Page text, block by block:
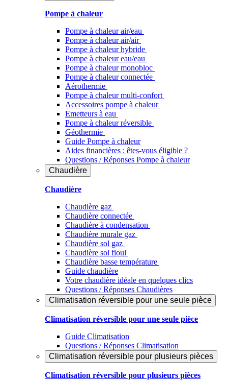
Pompe à chaleur
Pompe à chaleur air/eau
Pompe à chaleur air/air
Pompe à chaleur hybride
Pompe à chaleur​ eau/eau
Pompe à chaleur monobloc
Pompe à chaleur connectée
Aérothermie
Pompe à chaleur multi-confort
Accessoires pompe à chaleur
Emetteurs à eau
Pompe à chaleur réversible
Géothermie
Guide Pompe à chaleur
Aides financières : êtes-vous éligible ?
Questions / Réponses Pompe à chaleur
Chaudière
Chaudière
Chaudière gaz
Chaudière connectée
Chaudière à condensation
Chaudière murale gaz
Chaudière sol gaz
Chaudière sol fioul
Chaudière basse température
Guide chaudière
Votre chaudière idéale en quelques clics
Questions / Réponses Chaudières
Climatisation réversible pour une seule pièce
Climatisation réversible pour une seule pièce
Guide Climatisation
Questions / Réponses Climatisation
Climatisation réversible pour plusieurs pièces
Climatisation réversible pour plusieurs pièces